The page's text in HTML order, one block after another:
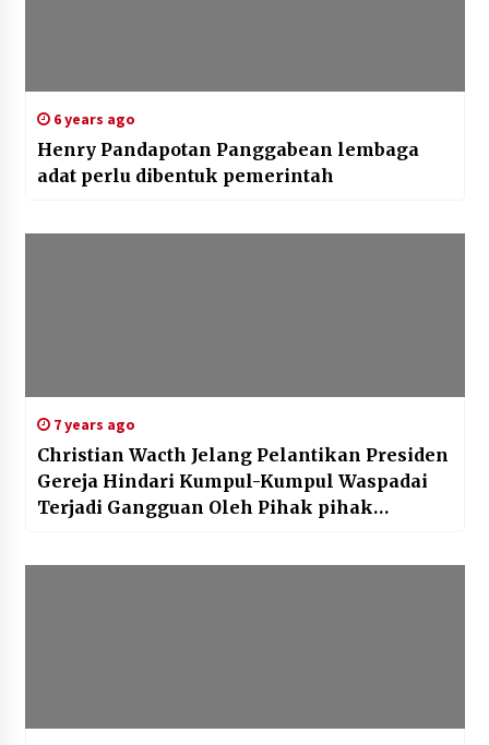
6 years ago
Henry Pandapotan Panggabean lembaga
adat perlu dibentuk pemerintah
7 years ago
Christian Wacth Jelang Pelantikan Presiden
Gereja Hindari Kumpul-Kumpul Waspadai
Terjadi Gangguan Oleh Pihak pihak